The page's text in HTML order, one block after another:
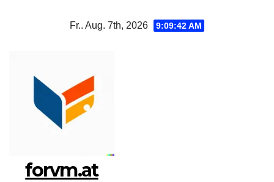
Fr.. Aug. 7th, 2026 9:09:43 AM
forvm.at